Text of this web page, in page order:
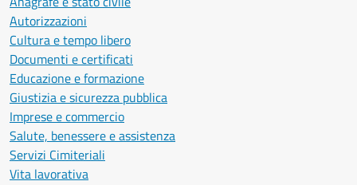
Autorizzazioni
Cultura e tempo libero
Documenti e certificati
Educazione e formazione
Giustizia e sicurezza pubblica
Imprese e commercio
Salute, benessere e assistenza
Servizi Cimiteriali
Vita lavorativa